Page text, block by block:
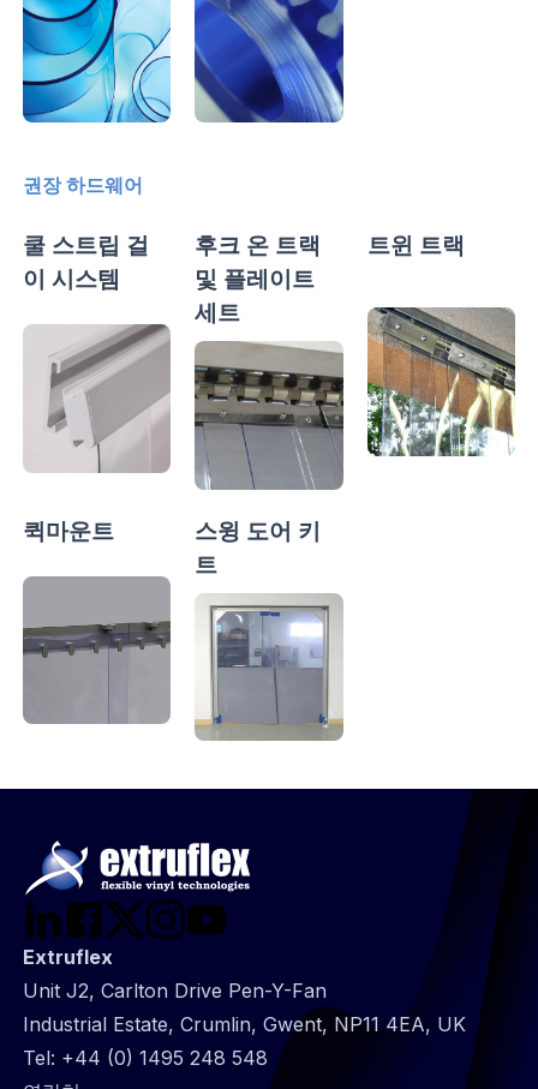
권장 하드웨어
쿨 스트립 걸
이 시스템
후크 온 트랙
및 플레이트
세트
트윈 트랙
퀵마운트
스윙 도어 키
트
Extruflex
Unit J2, Carlton Drive Pen-Y-Fan
Industrial Estate, Crumlin, Gwent, NP11 4EA, UK
Tel: +44 (0) 1495 248 548